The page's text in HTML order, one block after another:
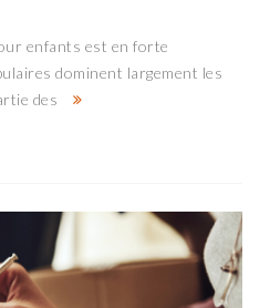
enfants est en forte
dominent largement les
des